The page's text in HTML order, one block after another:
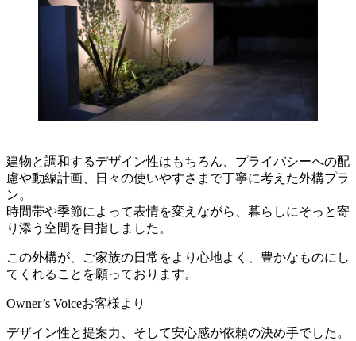
建物と調和するデザイン性はもちろん、プライバシーへの配
慮や動線計画、日々の使いやすさまで丁寧に考えた外構プラ
ン。
時間帯や季節によって表情を変えながら、暮らしにそっと寄
り添う空間を目指しました。
この外構が、ご家族の日常をより心地よく、豊かなものにし
てくれることを願っております。
Owner’s Voiceお客様より
デザイン性と提案力、そして安心感が依頼の決め手でした。